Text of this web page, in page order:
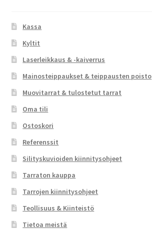
Kassa
Kyltit
Laserleikkaus & -kaiverrus
Mainosteippaukset & teippausten poisto
Muovitarrat & tulostetut tarrat
Oma tili
Ostoskori
Referenssit
Silityskuvioiden kiinnitysohjeet
Tarraton kauppa
Tarrojen kiinnitysohjeet
Teollisuus & Kiinteistö
Tietoa meistä